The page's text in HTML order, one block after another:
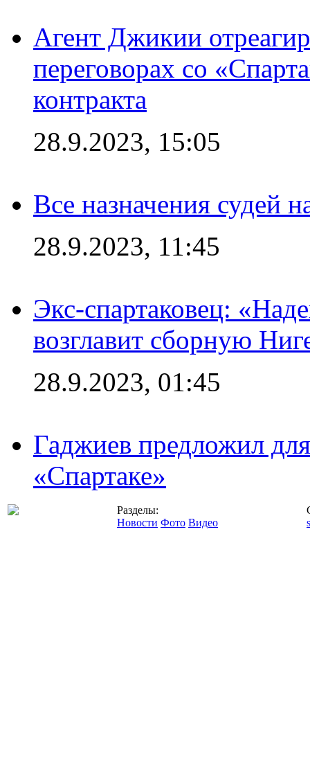
Агент Джикии
переговорах со
контракта
28.9.2023, 15:05
Все назначения судей
28.9.2023, 11:45
Экс-спартаковец:
возглавит сборную
28.9.2023, 01:45
Гаджиев предложил
«Спартаке»
Разделы:
Новости Фото Видео